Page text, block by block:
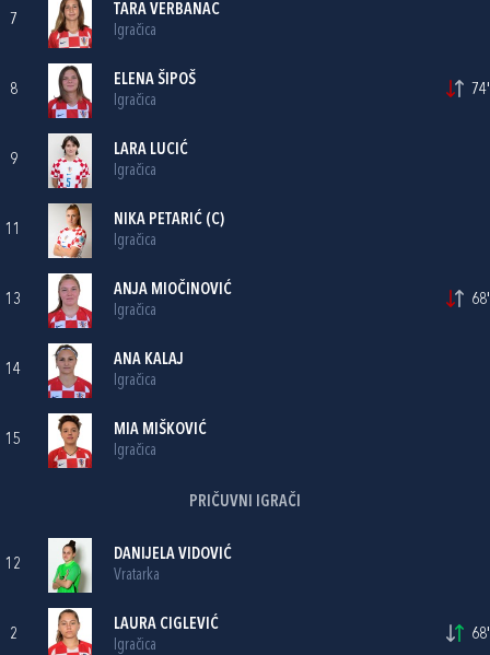
7
TARA VERBANAC
Igračica
8
ELENA ŠIPOŠ
Igračica
74'
9
LARA LUCIĆ
Igračica
11
NIKA PETARIĆ (C)
Igračica
13
ANJA MIOČINOVIĆ
Igračica
68'
14
ANA KALAJ
Igračica
15
MIA MIŠKOVIĆ
Igračica
PRIČUVNI IGRAČI
12
DANIJELA VIDOVIĆ
Vratarka
2
LAURA CIGLEVIĆ
Igračica
68'